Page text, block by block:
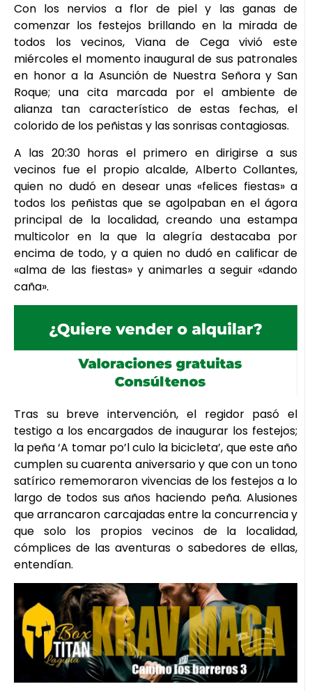
Con los nervios a flor de piel y las ganas de
comenzar los festejos brillando en la mirada de
todos los vecinos, Viana de Cega vivió este
miércoles el momento inaugural de sus patronales
en honor a la Asunción de Nuestra Señora y San
Roque; una cita marcada por el ambiente de
alianza tan característico de estas fechas, el
colorido de los peñistas y las sonrisas contagiosas.
A las 20:30 horas el primero en dirigirse a sus
vecinos fue el propio alcalde, Alberto Collantes,
quien no dudó en desear unas «felices fiestas» a
todos los peñistas que se agolpaban en el ágora
principal de la localidad, creando una estampa
multicolor en la que la alegría destacaba por
encima de todo, y a quien no dudó en calificar de
«alma de las fiestas» y animarles a seguir «dando
caña».
Tras su breve intervención, el regidor pasó el
testigo a los encargados de inaugurar los festejos;
la peña ‘A tomar po’l culo la bicicleta’, que este año
cumplen su cuarenta aniversario y que con un tono
satírico rememoraron vivencias de los festejos a lo
largo de todos sus años haciendo peña. Alusiones
que arrancaron carcajadas entre la concurrencia y
que solo los propios vecinos de la localidad,
cómplices de las aventuras o sabedores de ellas,
entendían.